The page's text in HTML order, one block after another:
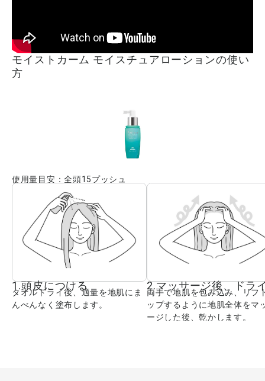
モイストカーム モイスチュアローションの使い
方
使用量目安：全頭15プッシュ
1.頭皮につける
タオルドライ後、適量を地肌にま
んべんなく塗布します。
2.マッサージ後、ドラ
両手で地肌を包み込み、リフ
ップするように地肌全体をマ
ージした後、乾かします。